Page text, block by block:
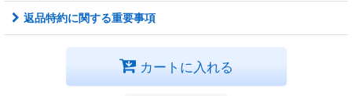
返品特約に関する重要事項
カートに入れる